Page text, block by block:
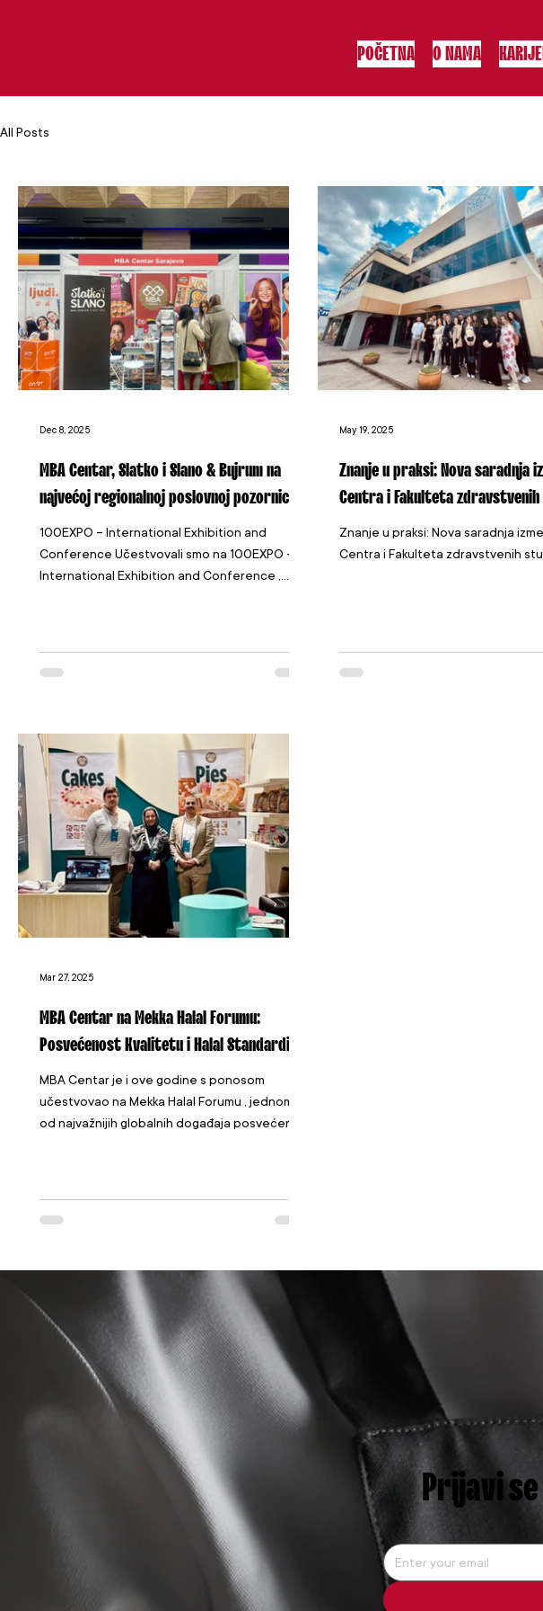
POČETNA O NAMA
All Posts
MBA Centar, Slatko i Slano & Bujrum na
najvećoj regionalnoj poslovnoj pozornici
100EXPO – International Exhibition and
Conference Učestvovali smo na 100EXPO –
International Exhibition and Conference ,
iskustava i novih prilika Tokom ta dva
dinamična dana, naš t
Dec 8, 2025
Znanje u praksi: Nova saradnja
Centra i Fakulteta
Znanje u praksi: Nova saradnja
Centra i Fakulteta zdravstvenih
May 19, 2025
MBA Centar na Mekka Halal Forumu:
Posvećenost Kvalitetu i Halal Standardima
MBA Centar je i ove godine s ponosom
učestvovao na Mekka Halal Forumu , jednom
od najvažnijih globalnih događaja posvećenih
Mar 27, 2025
Prijavi